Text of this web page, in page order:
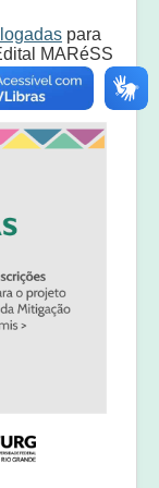
para
MARéSS